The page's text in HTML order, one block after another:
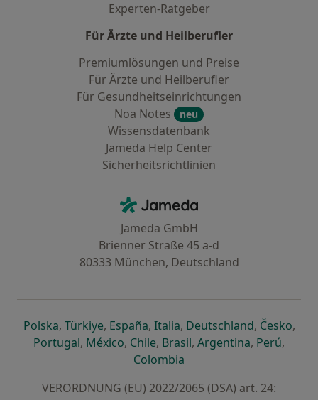
Experten-Ratgeber
Für Ärzte und Heilberufler
Premiumlösungen und Preise
Für Ärzte und Heilberufler
Für Gesundheitseinrichtungen
Noa Notes
neu
Wissensdatenbank
Jameda Help Center
Sicherheitsrichtlinien
Jameda - Startseite
Jameda GmbH
Brienner Straße 45 a-d
80333 München, Deutschland
Polskaöffnet in einer neuen Registerkarte
, Türkiyeöffnet in einer neuen Registerkarte
, Españaöffnet in einer neuen
, Italiaöffnet in einer neuen
, Deutschlandöffnet in
, Česko,
Portugalöffnet in einer neuen Registerkarte
, Méxicoöffnet in einer neuen Registerkarte
, Chileöffnet in einer neuen
, Brasilöffnet in einer neuen
, Argentinaöffnet in
, Perúöffnet
,
Colombia
VERORDNUNG (EU) 2022/2065 (DSA) art. 24: